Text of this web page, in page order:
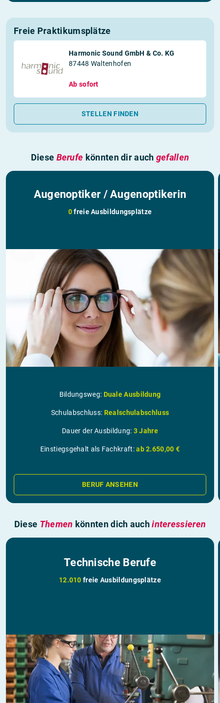
Freie Praktikumsplätze
Harmonic Sound GmbH & Co. KG
87448 Waltenhofen
Ab sofort
STELLEN FINDEN
Diese Berufe könnten dir auch gefallen
Augenoptiker / Augenoptikerin
0freie Ausbildungsplätze
Bildungsweg: Duale Ausbildung
Schulabschluss: Realschulabschluss
Dauer der Ausbildung: 3 Jahre
Einstiegsgehalt als Fachkraft:ab 2.650,00 €
BERUF ANSEHEN
Diese Themen könnten dich auchinteressieren
Technische Berufe
12.010freie Ausbildungsplätze